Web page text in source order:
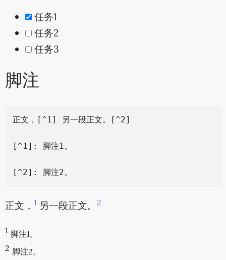
任务1
任务2
任务3
脚注
正文，[^1] 另一段正文。[^2]
[^1]: 脚注1。
正文， 1另一段正文。 2
1 脚注1。
2 脚注2。